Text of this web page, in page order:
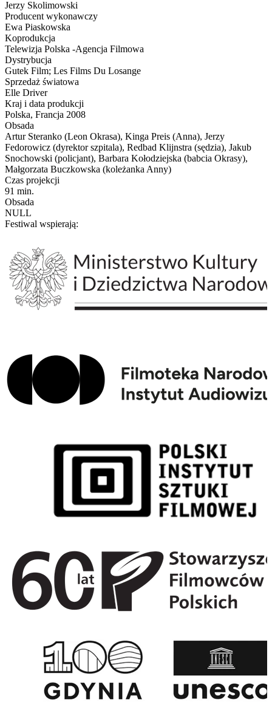
Jerzy Skolimowski
Producent wykonawczy
Ewa Piaskowska
Koprodukcja
Telewizja Polska -Agencja Filmowa
Dystrybucja
Gutek Film; Les Films Du Losange
Sprzedaż światowa
Elle Driver
Kraj i data produkcji
Polska, Francja 2008
Obsada
Artur Steranko (Leon Okrasa), Kinga Preis (Anna), Jerzy
Fedorowicz (dyrektor szpitala), Redbad Klijnstra (sędzia), Jakub
Snochowski (policjant), Barbara Kołodziejska (babcia Okrasy),
Małgorzata Buczkowska (koleżanka Anny)
Czas projekcji
91 min.
Obsada
NULL
Festiwal wspierają: